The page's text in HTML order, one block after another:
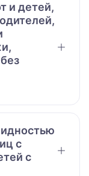
и детей,
с
с